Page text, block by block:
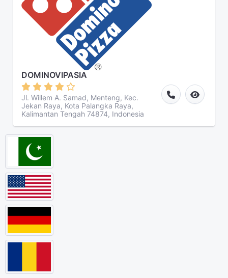
DOMINOVIPASIA
Jl. Willem A. Samad, Menteng, Kec.
Jekan Raya, Kota Palangka Raya,
Kalimantan Tengah 74874, Indonesia